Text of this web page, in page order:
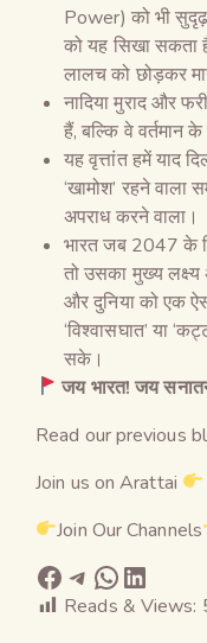
Power) को भी
को यह सिखा सकता
लालच को छोड़कर
नादिया मुराद और
हैं, बल्कि वे वर्तमान
यह वृत्तांत हमें याद
‘खामोश’ रहने वाला
अपराध करने वाला।
भारत जब 2047 के
तो उसका मुख्य लक्ष्य
और दुनिया को एक
‘विश्वासघात’ या
सके।
जय भारत! जय
Read our previous
Join us on Arattai
Join Our Channels
Reads & Views: